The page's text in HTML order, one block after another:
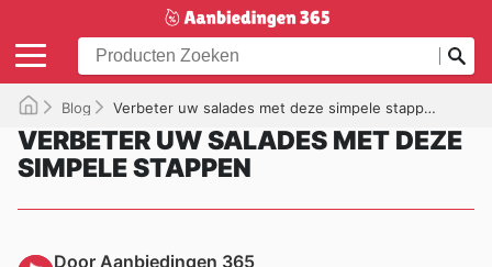
Blog Verbeter uw salades met deze simpele stappen
VERBETER UW SALADES MET DEZE
SIMPELE STAPPEN
Door Aanbiedingen 365